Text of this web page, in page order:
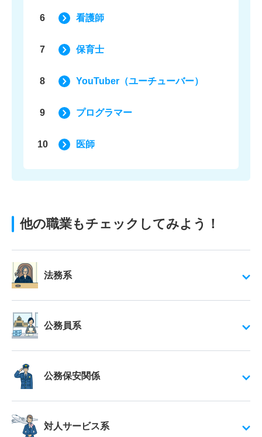
6 看護師
7 保育士
8 YouTuber（ユーチューバー）
9 プログラマー
10 医師
他の職業もチェックしてみよう！
法務系
公務員系
公務保安関係
対人サービス系